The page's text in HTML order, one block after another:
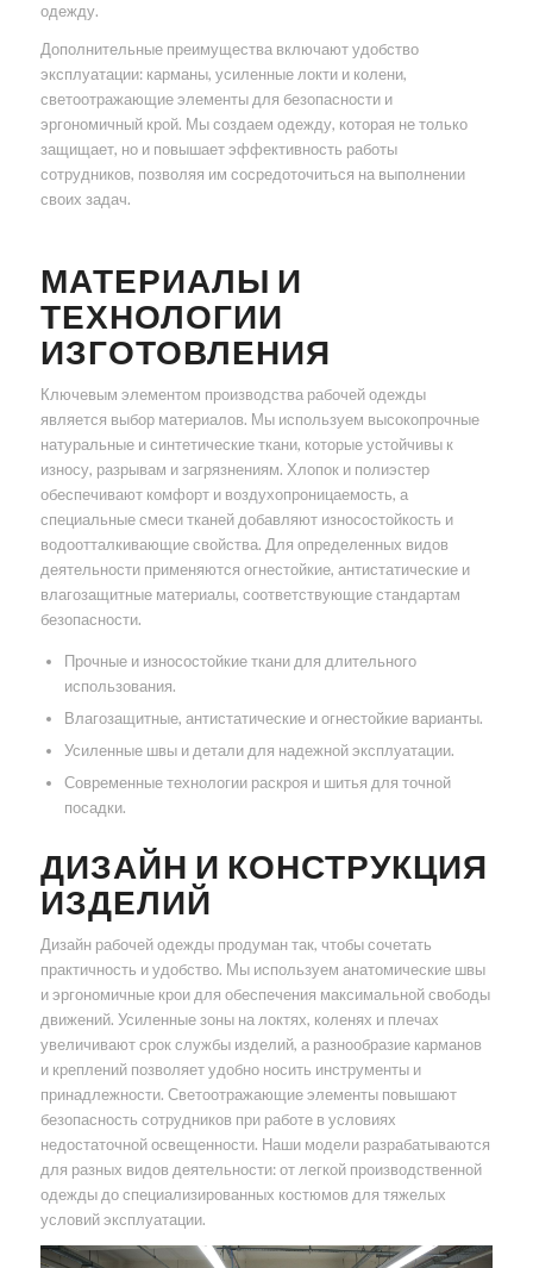
одежду.
Дополнительные преимущества включают удобство
эксплуатации: карманы, усиленные локти и колени,
светоотражающие элементы для безопасности и
эргономичный крой. Мы создаем одежду, которая не только
защищает, но и повышает эффективность работы
сотрудников, позволяя им сосредоточиться на выполнении
своих задач.
МАТЕРИАЛЫ И
ТЕХНОЛОГИИ
ИЗГОТОВЛЕНИЯ
Ключевым элементом производства рабочей одежды
является выбор материалов. Мы используем высокопрочные
натуральные и синтетические ткани, которые устойчивы к
износу, разрывам и загрязнениям. Хлопок и полиэстер
обеспечивают комфорт и воздухопроницаемость, а
специальные смеси тканей добавляют износостойкость и
водоотталкивающие свойства. Для определенных видов
деятельности применяются огнестойкие, антистатические и
влагозащитные материалы, соответствующие стандартам
безопасности.
Прочные и износостойкие ткани для длительного
использования.
Влагозащитные, антистатические и огнестойкие варианты.
Усиленные швы и детали для надежной эксплуатации.
Современные технологии раскроя и шитья для точной
посадки.
ДИЗАЙН И КОНСТРУКЦИЯ
ИЗДЕЛИЙ
Дизайн рабочей одежды продуман так, чтобы сочетать
практичность и удобство. Мы используем анатомические швы
и эргономичные крои для обеспечения максимальной свободы
движений. Усиленные зоны на локтях, коленях и плечах
увеличивают срок службы изделий, а разнообразие карманов
и креплений позволяет удобно носить инструменты и
принадлежности. Светоотражающие элементы повышают
безопасность сотрудников при работе в условиях
недостаточной освещенности. Наши модели разрабатываются
для разных видов деятельности: от легкой производственной
одежды до специализированных костюмов для тяжелых
условий эксплуатации.